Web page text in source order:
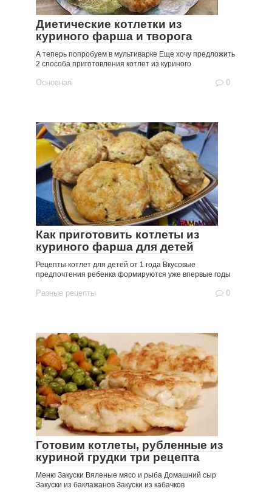
Диетические котлетки из
куриного фарша и творога
А теперь попробуем в мультиварке Еще хочу предложить
2 способа приготовления котлет из куриного
Основная 0
Как приготовить котлеты из
куриного фарша для детей
Рецепты котлет для детей от 1 года Вкусовые
предпочтения ребенка формируются уже впервые годы
Разные рецепты 0
Готовим котлеты, рубленные из
куриной грудки три рецепта
Меню Закуски Вяленые мясо и рыба Домашний сыр
Закуски из баклажанов Закуски из кабачков